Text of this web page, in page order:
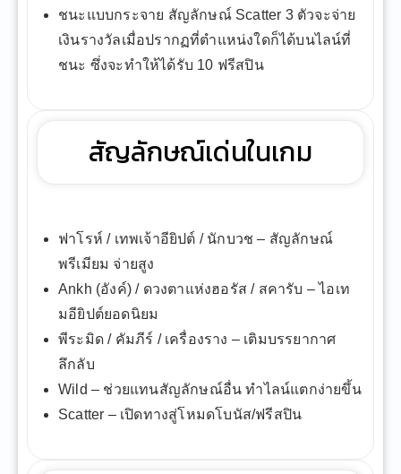
ชนะแบบกระจาย สัญลักษณ์ Scatter 3 ตัวจะจ่าย
เงินรางวัลเมื่อปรากฏที่ตำแหน่งใดก็ได้บนไลน์ที่
ชนะ ซึ่งจะทำให้ได้รับ 10 ฟรีสปิน
สัญลักษณ์เด่นในเกม
ฟาโรห์ / เทพเจ้าอียิปต์ / นักบวช – สัญลักษณ์
พรีเมียม จ่ายสูง
Ankh (อังค์) / ดวงตาแห่งฮอรัส / สคารับ – ไอเท
มอียิปต์ยอดนิยม
พีระมิด / คัมภีร์ / เครื่องราง – เติมบรรยากาศ
ลึกลับ
Wild – ช่วยแทนสัญลักษณ์อื่น ทำไลน์แตกง่ายขึ้น
Scatter – เปิดทางสู่โหมดโบนัส/ฟรีสปิน